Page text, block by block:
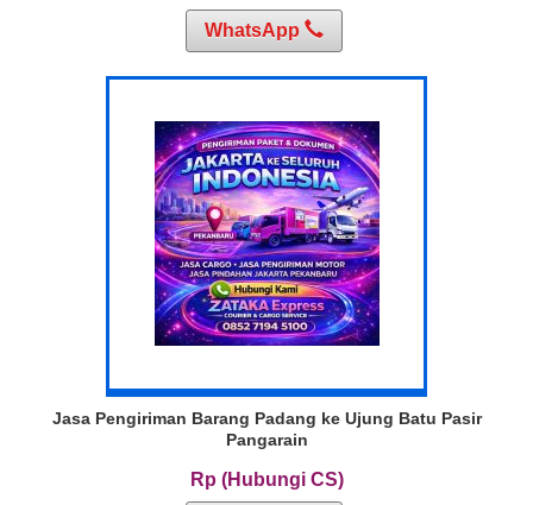
WhatsApp
Jasa Pengiriman Barang Padang ke Ujung Batu Pasir
Pangarain
Rp (Hubungi CS)